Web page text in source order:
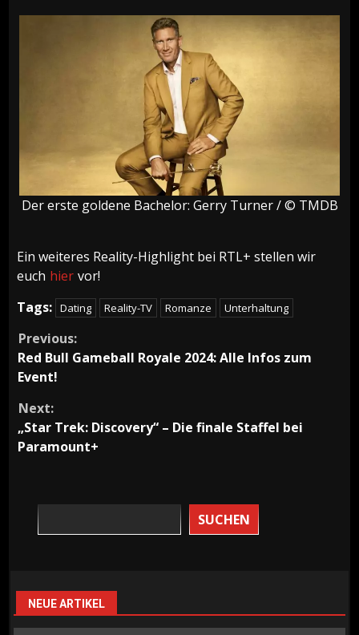
Der erste goldene Bachelor: Gerry Turner / © TMDB
Ein weiteres Reality-Highlight bei RTL+ stellen wir
euch hier vor!
Tags: Dating Reality-TV Romanze Unterhaltung
Continue
Reading
Previous:
Red Bull Gameball Royale 2024: Alle Infos zum
Event!
Next:
„Star Trek: Discovery“ – Die finale Staffel bei
Paramount+
SUCHEN
NEUE ARTIKEL